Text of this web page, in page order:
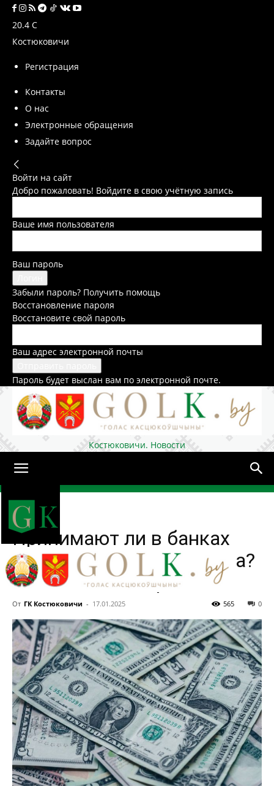
20.4 C
Костюковичи
Регистрация
Контакты
О нас
Электронные обращения
Задайте вопрос
Войти на сайт
Добро пожаловать! Войдите в свою учётную запись
Ваше имя пользователя
Ваш пароль
Забыли пароль? Получить помощь
Восстановление пароля
Восстановите свой пароль
Ваш адрес электронной почты
Пароль будет выслан вам по электронной почте.
Костюковичи. Новости
Домой
Общество
Принимают ли в банках
доллары старого образца?
Ответили эксперты
От ГК Костюковичи - 17.01.2025 0
565